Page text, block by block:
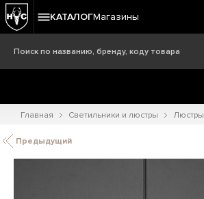
КАТАЛОГМагазины
Главная Светильники и люстры Люстры
Предыдущий